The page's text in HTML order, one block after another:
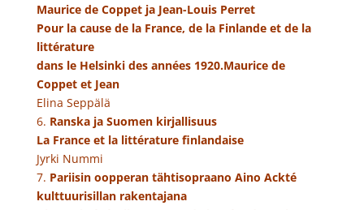
Maurice de Coppet ja Jean-Louis Perret
Pour la cause de la France, de la Finlande et de la
littérature
dans le Helsinki des années 1920.Maurice de
Coppet et Jean
Elina Seppälä
6. Ranska ja Suomen kirjallisuus
La France et la littérature finlandaise
Jyrki Nummi
7. Pariisin oopperan tähtisopraano Aino Ackté
kulttuurisillan rakentajana